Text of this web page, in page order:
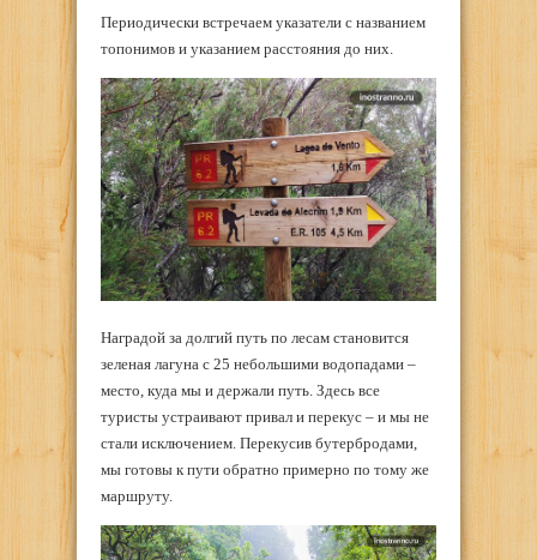
Периодически встречаем указатели с названием
топонимов и указанием расстояния до них.
Наградой за долгий путь по лесам становится
зеленая лагуна с 25 небольшими водопадами –
место, куда мы и держали путь. Здесь все
туристы устраивают привал и перекус – и мы не
стали исключением. Перекусив бутербродами,
мы готовы к пути обратно примерно по тому же
маршруту.